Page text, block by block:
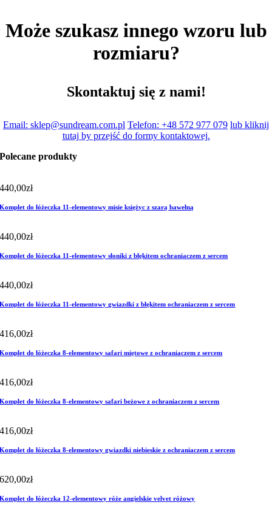
Może szukasz innego wzoru lub
rozmiaru?
Skontaktuj się z nami!
Email: sklep@sundream.com.pl Telefon: +48 572 977 079 lub kliknij
tutaj by przejść do formy kontaktowej.
Polecane produkty
440,00zł
Komplet do łóżeczka 11-elementowy misie księżyc z szarą bawełną
440,00zł
Komplet do łóżeczka 11-elementowy słoniki z błękitem ochraniaczem z sercem
440,00zł
Komplet do łóżeczka 11-elementowy gwiazdki z błękitem ochraniaczem z sercem
416,00zł
Komplet do łóżeczka 8-elementowy safari miętowe z ochraniaczem z sercem
416,00zł
Komplet do łóżeczka 8-elementowy safari beżowe z ochraniaczem z sercem
416,00zł
Komplet do łóżeczka 8-elementowy gwiazdki niebieskie z ochraniaczem z sercem
620,00zł
Komplet do łóżeczka 12-elementowy róże angielskie velvet różowy